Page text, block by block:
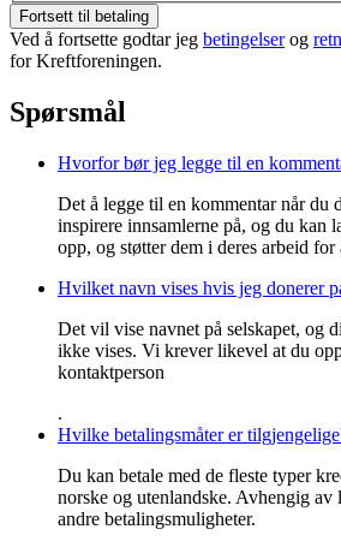
Fortsett til betaling
Ved å fortsette godtar jeg betingelserog
for Kreftforeningen.
Spørsmål
Hvorfor bør jeg legge til en
Det å legge til en kommentar når du
inspirere innsamlerne på, og du kan
opp, og støtter dem i deres arbeid for
Hvilket navn vises hvis jeg donerer
Det vil vise navnet på selskapet, og
ikke vises. Vi krever likevel at du
kontaktperson
.
Hvilke betalingsmåter er
Du kan betale med de fleste typer
norske og utenlandske. Avhengig av
andre betalingsmuligheter.